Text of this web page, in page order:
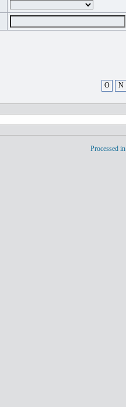
O N
Processed